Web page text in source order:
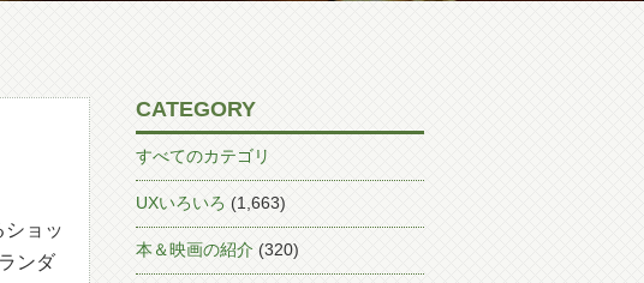
ョッ
ンダ
CATEGORY
すべてのカテゴリ
UXいろいろ (1,663)
本＆映画の紹介 (320)